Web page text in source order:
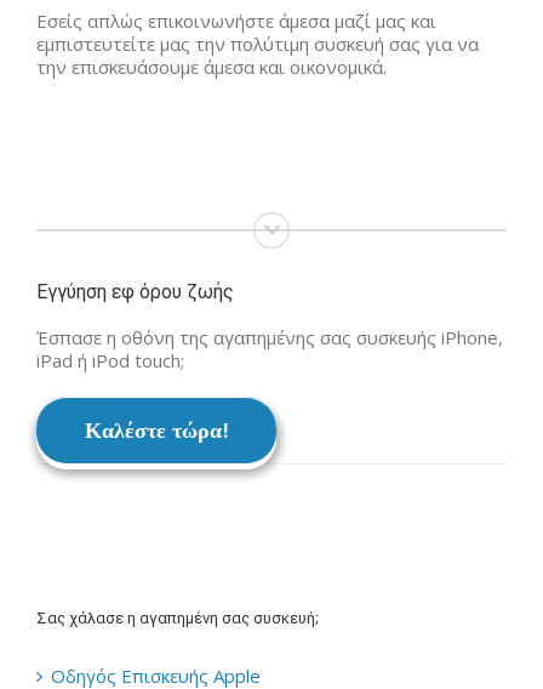
Εσείς απλώς επικοινωνήστε άμεσα μαζί μας και
εμπιστευτείτε μας την πολύτιμη συσκευή σας για να
την επισκευάσουμε άμεσα και οικονομικά.
Εγγύηση εφ όρου ζωής
Έσπασε η οθόνη της αγαπημένης σας συσκευής iPhone,
iPad ή iPod touch;
Καλέστε τώρα!
Σας χάλασε η αγαπημένη σας συσκευή;
Οδηγός Επισκευής Apple